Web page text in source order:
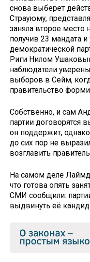
снова выберет
Страуюму,
заняла второе место
получив 23 мандата и
демократической
Риги Нилом
наблюдатели
выборов в Сейм,
правительство
Собственно, и сам
партии договорятся
он поддержит,
до сих пор не
возглавить
На самом деле
что готова опять
СМИ сообщили:
выдвинуть её